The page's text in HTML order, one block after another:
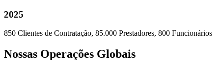
2025
850 Clientes de Contratação, 85.000 Prestadores, 800 Funcionários
Nossas Operações Globais